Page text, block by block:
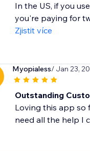
In the US, if you
you're paying for
Zjistit více
Myopialess/ Jan 23,
Outstanding
Loving this app so
need all the help I